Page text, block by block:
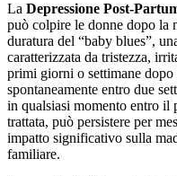
La Depressione Post-
può colpire le donne dopo la
duratura del “baby blues”,
caratterizzata da tristezza,
primi giorni o settimane
spontaneamente entro due
in qualsiasi momento entro il
trattata, può persistere per
impatto significativo sulla
familiare.